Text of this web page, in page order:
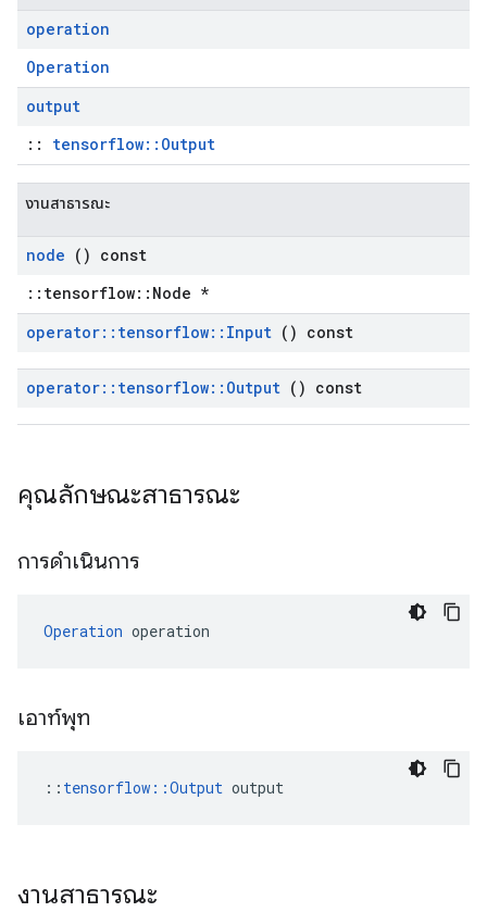
operation
Operation
output
:: tensorflow::Output
งานสาธารณะ
node () const
::tensorflow::Node *
operator:: tensorflow:: Input () const
operator:: tensorflow:: Output () const
คุณลักษณะสาธารณะ
การดำเนินการ
Operation operation
เอาท์พุท
:: tensorflow::Output output
งานสาธารณะ